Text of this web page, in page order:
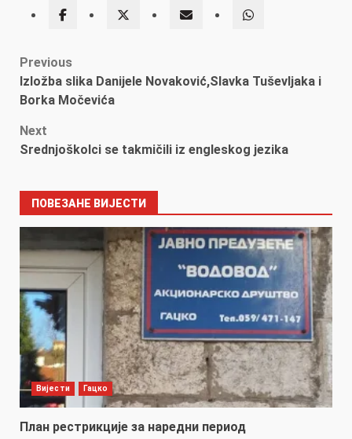
Post
navigation
Previous
Izložba slika Danijele Novaković,Slavka Tuševljaka i
Borka Močevića
Next
Srednjoškolci se takmičili iz engleskog jezika
ПОВЕЗАНЕ ВИЈЕСТИ
Вијести Гацко
План рестрикције за наредни период